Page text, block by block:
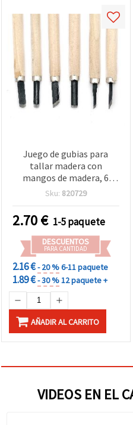
Juego de gubias para
tallar madera con
mangos de madera, 6
piezas
Sku: 820729
2.70€ 1-5 paquete
DESCUENTOS
PARA CANTIDAD
2.16 €- 20 %6-11 paquete
1.89 €- 30 %12 paquete +
AÑADIR AL CARRITO
VIDEOS EN EL